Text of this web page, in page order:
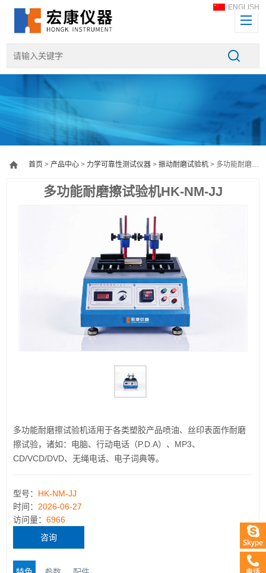
ENGLISH
首页 >产品中心 > 力学可靠性测试仪器 >振动耐磨试验机 > 多功能耐磨擦试验机HK-NM-JJ
多功能耐磨擦试验机HK-NM-JJ
多功能耐磨擦试验机适用于各类塑胶产品喷油、丝印表面作耐磨
擦试验，诸如：电脑、行动电话（P.D.A）、MP3、
CD/VCD/DVD、无绳电话、电子词典等。
型号： HK-NM-JJ
时间： 2026-06-27
访问量：6966
咨询